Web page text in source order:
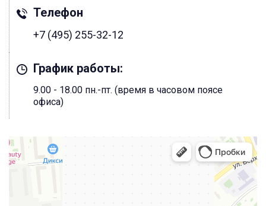
Телефон
+7 (495) 255-32-12
График работы:
9.00 - 18.00 пн.-пт. (время в часовом поясе
офиса)